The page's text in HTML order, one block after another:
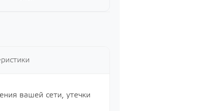
вашей сети, утечки